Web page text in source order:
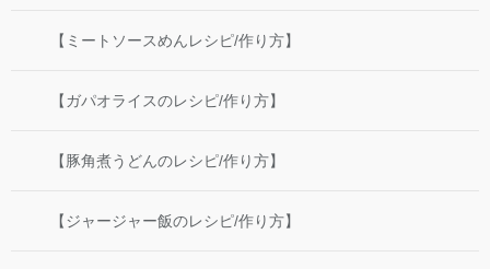
【ミートソースめんレシピ/作り方】
【ガパオライスのレシピ/作り方】
【豚角煮うどんのレシピ/作り方】
【ジャージャー飯のレシピ/作り方】